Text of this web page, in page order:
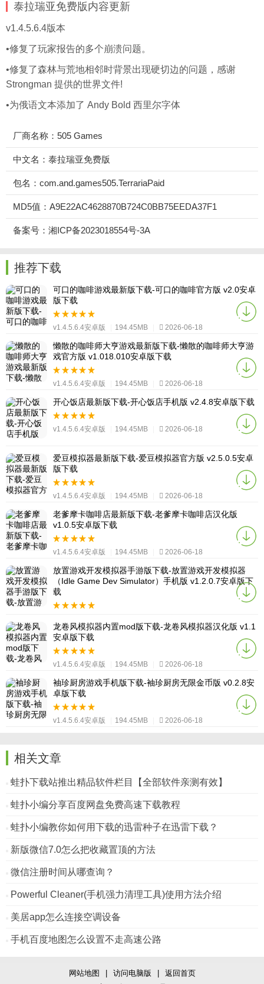
泰拉瑞亚免费版内容更新
v1.4.5.6.4版本
•修复了玩家报告的多个崩溃问题。
•修复了森林与荒地相邻时背景出现硬切边的问题，感谢
Strongman 提供的世界文件!
•为俄语文本添加了 Andy Bold 西里尔字体
厂商名称：505 Games
中文名：泰拉瑞亚免费版
包名：com.and.games505.TerrariaPaid
MD5值：A9E22AC4628870B724C0BB75EEDA37F1
备案号：湘ICP备2023018554号-3A
推荐下载
可口的咖啡游戏最新版下载-可口的咖啡官方版 v2.0安卓
版下载
v1.4.5.6.4安卓版 194.45MB 2026-06-18
懒散的咖啡师大亨游戏最新版下载-懒散的咖啡师大亨游
戏官方版 v1.018.010安卓版下载
v1.4.5.6.4安卓版 194.45MB 2026-06-18
开心饭店最新版下载-开心饭店手机版 v2.4.8安卓版下载
v1.4.5.6.4安卓版 194.45MB 2026-06-18
爱豆模拟器最新版下载-爱豆模拟器官方版 v2.5.0.5安卓
版下载
v1.4.5.6.4安卓版 194.45MB 2026-06-18
老爹摩卡咖啡店最新版下载-老爹摩卡咖啡店汉化版
v1.0.5安卓版下载
v1.4.5.6.4安卓版 194.45MB 2026-06-18
放置游戏开发模拟器手游版下载-放置游戏开发模拟器
（Idle Game Dev Simulator）手机版 v1.2.0.7安卓版下
载
龙卷风模拟器内置mod版下载-龙卷风模拟器汉化版 v1.1
安卓版下载
v1.4.5.6.4安卓版 194.45MB 2026-06-18
袖珍厨房游戏手机版下载-袖珍厨房无限金币版 v0.2.8安
卓版下载
v1.4.5.6.4安卓版 194.45MB 2026-06-18
相关文章
蛙扑下载站推出精品软件栏目【全部软件亲测有效】
蛙扑小编分享百度网盘免费高速下载教程
蛙扑小编教你如何用下载的迅雷种子在迅雷下载？
新版微信7.0怎么把收藏置顶的方法
微信注册时间从哪查询？
Powerful Cleaner(手机强力清理工具)使用方法介绍
美居app怎么连接空调设备
手机百度地图怎么设置不走高速公路
网站地图 访问电脑版
返回首页